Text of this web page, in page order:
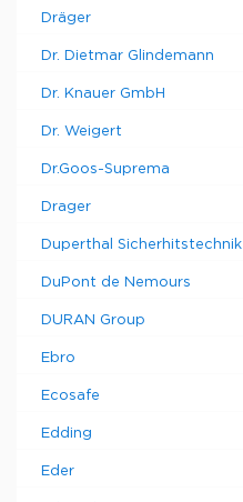
Dräger
Dr. Dietmar Glindemann
Dr. Knauer GmbH
Dr. Weigert
Dr.Goos-Suprema
Drager
Duperthal Sicherhitstechnik
DuPont de Nemours
DURAN Group
Ebro
Ecosafe
Edding
Eder